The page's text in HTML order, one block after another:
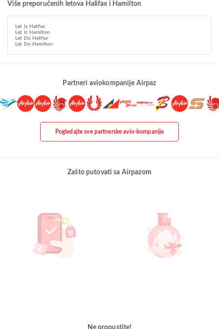
Više preporučenih letova Halifax i Hamilton
Let Iz Halifax
Let Iz Hamilton
Let Do Halifax
Let Do Hamilton
Partneri aviokompanije Airpaz
Pogledajte sve partnerske avio-kompanije
Zašto putovati sa Airpazom
Ne propustite!